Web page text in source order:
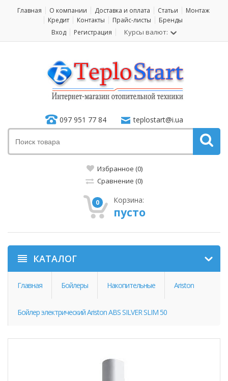
Главная О компании Доставка и оплата Статьи
Монтаж
Кредит
Контакты Прайс-листы
Бренды
Вход
Регистрация Курсы валют:
097 951 77 84 teplostart@i.ua
Избранное (0)
Сравнение (0)
0 Корзина:
пусто
КАТАЛОГ
Главная Бойлеры Накопительные Ariston
Бойлер электрический Ariston ABS SILVER SLIM 50